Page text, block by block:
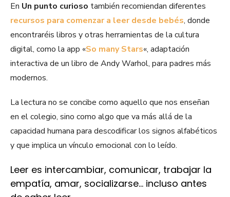
En Un punto curioso también recomiendan diferentes
recursos para comenzar a leer desde bebés, donde
encontraréis libros y otras herramientas de la cultura
digital, como la app «So many Stars«, adaptación
interactiva de un libro de Andy Warhol, para padres más
modernos.
La lectura no se concibe como aquello que nos enseñan
en el colegio, sino como algo que va más allá de la
capacidad humana para descodificar los signos alfabéticos
y que implica un vínculo emocional con lo leído.
Leer es intercambiar, comunicar, trabajar la
empatía, amar, socializarse… incluso antes